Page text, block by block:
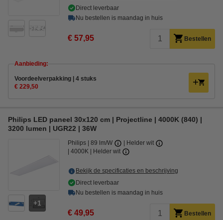
Direct leverbaar
Nu bestellen is maandag in huis
€ 57,95 Bestellen
Aanbieding:
Voordeelverpakking | 4 stuks
€ 229,50
Philips LED paneel 30x120 cm | Projectline | 4000K (840) |
3200 lumen | UGR22 | 36W
1
Philips 89 lm/W
Helder wit
4000K | Helder wit
Bekijk de specificaties en beschrijving
Direct leverbaar
Nu bestellen is maandag in huis
€ 49,95 Bestellen